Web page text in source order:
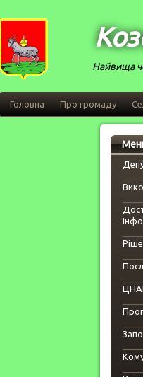
Найвища
Головна Про громаду